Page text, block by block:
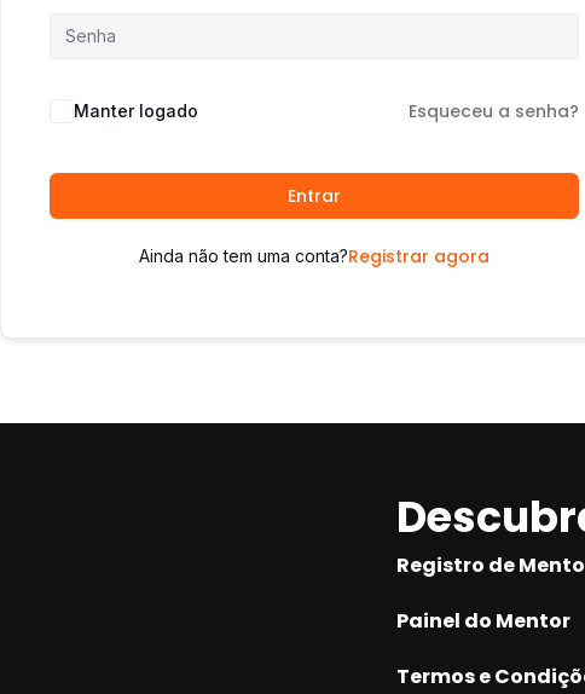
Manter logado Esqueceu a senha?
Entrar
Ainda não tem uma conta?Registrar agora
Registro de
Painel do Mentor
Termos e